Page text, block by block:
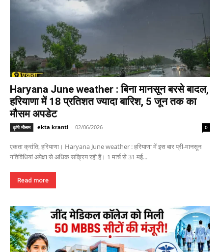
Haryana June weather : बिना मानसून बरसे बादल,
हरियाणा में 18 प्रतिशत ज्यादा बारिश, 5 जून तक का
मौसम अपडेट
कृषि मौसम ekta kranti - 02/06/2026 0
एकता क्रांति, हरियाणा। Haryana June weather : हरियाणा में इस बार प्री-मानसून
गतिविधियां अपेक्षा से अधिक सक्रिय रही हैं। 1 मार्च से 31 मई...
Read more